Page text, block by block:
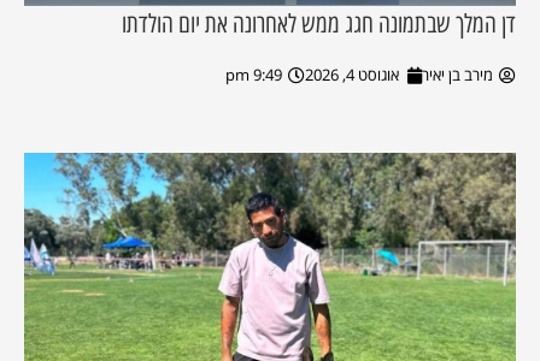
דן המלך שבתמונה חגג ממש לאחרונה את יום הולדתו
מירב בן יאיר אוגוסט 4, 2026 9:49 pm